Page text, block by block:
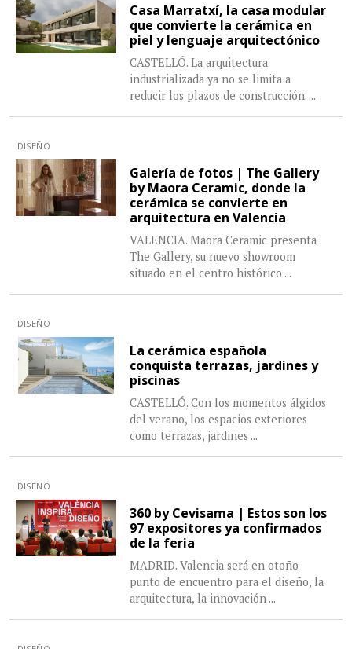
Casa Marratxí, la casa modular
que convierte la cerámica en
piel y lenguaje arquitectónico
CASTELLÓ. La arquitectura
industrializada ya no se limita a
reducir los plazos de construcción. ...
DISEÑO
Galería de fotos | The Gallery
by Maora Ceramic, donde la
cerámica se convierte en
arquitectura en Valencia
VALENCIA. Maora Ceramic presenta
The Gallery, su nuevo showroom
situado en el centro histórico ...
DISEÑO
La cerámica española
conquista terrazas, jardines y
piscinas
CASTELLÓ. Con los momentos álgidos
del verano, los espacios exteriores
como terrazas, jardines ...
DISEÑO
360 by Cevisama | Estos son los
97 expositores ya confirmados
de la feria
MADRID. Valencia será en otoño
punto de encuentro para el diseño, la
arquitectura, la innovación ...